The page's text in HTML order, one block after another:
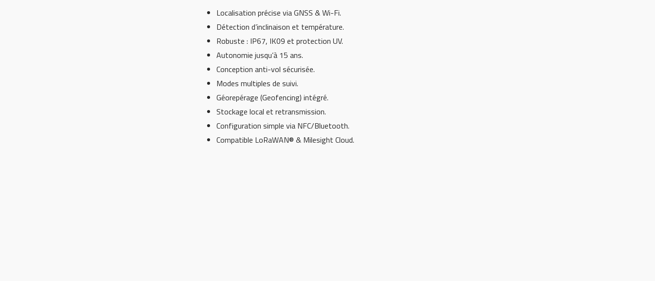
Localisation précise via GNSS & Wi-Fi.
Détection d’inclinaison et température.
Robuste : IP67, IK09 et protection UV.
Autonomie jusqu’à 15 ans.
Conception anti-vol sécurisée.
Modes multiples de suivi.
Géorepérage (Geofencing) intégré.
Stockage local et retransmission.
Configuration simple via NFC/Bluetooth.
Compatible LoRaWAN® & Milesight Cloud.